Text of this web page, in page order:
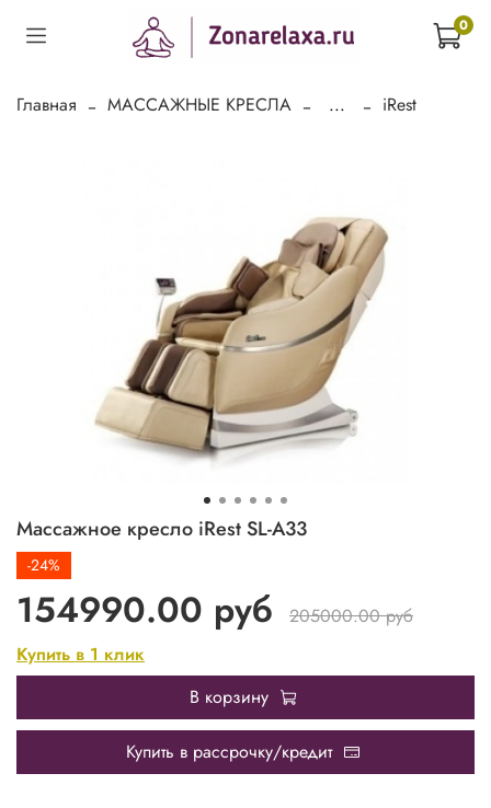
0
Главная МАССАЖНЫЕ КРЕСЛА ... iRest
Массажное кресло iRest SL-A33
-24%
154990.00 руб
205000.00 руб
Купить в 1 клик
В корзину
Купить в рассрочку/кредит